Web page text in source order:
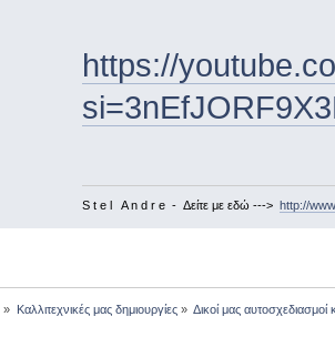
https://
S t e l A n d r e - Δείτε με εδώ ---> http://
» Καλλιτεχνικές μας δημιουργίες» Δικοί μας αυτοσχεδιασμοί